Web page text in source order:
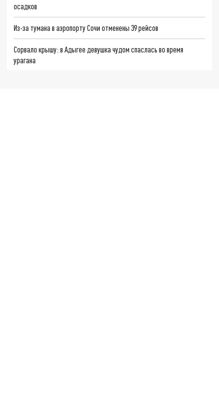
осадков
Из-за тумана в аэропорту Сочи отменены 39 рейсов
Сорвало крышу: в Адыгее девушка чудом спаслась во время
урагана